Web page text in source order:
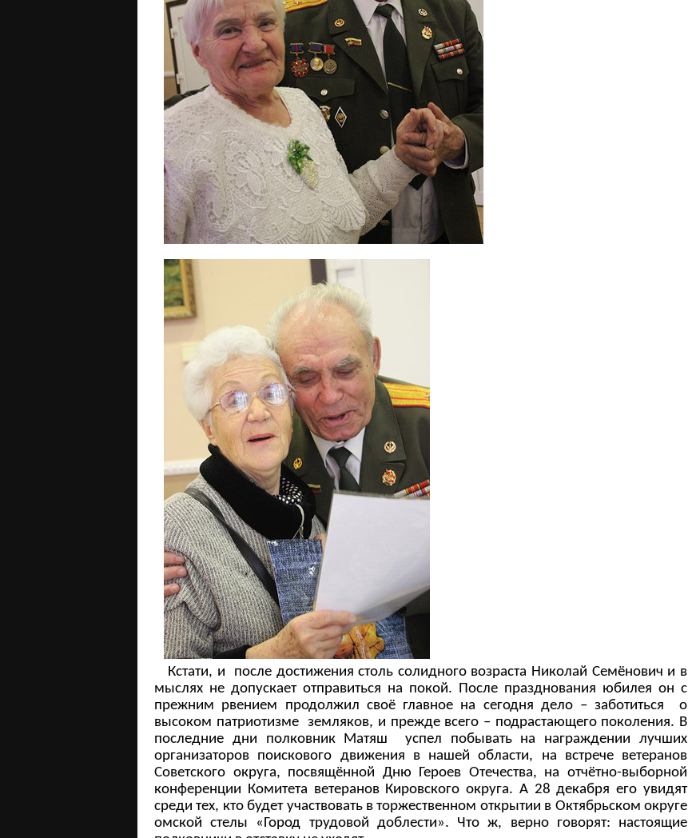
Кстати, и после достижения столь солидного возраста Николай Семёнович и в
мыслях не допускает отправиться на покой. После празднования юбилея он с
прежним рвением продолжил своё главное на сегодня дело – заботиться о
высоком патриотизме земляков, и прежде всего – подрастающего поколения. В
последние дни полковник Матяш успел побывать на награждении лучших
организаторов поискового движения в нашей области, на встрече ветеранов
Советского округа, посвящённой Дню Героев Отечества, на отчётно-выборной
конференции Комитета ветеранов Кировского округа. А 28 декабря его увидят
среди тех, кто будет участвовать в торжественном открытии в Октябрьском округе
омской стелы «Город трудовой доблести». Что ж, верно говорят: настоящие